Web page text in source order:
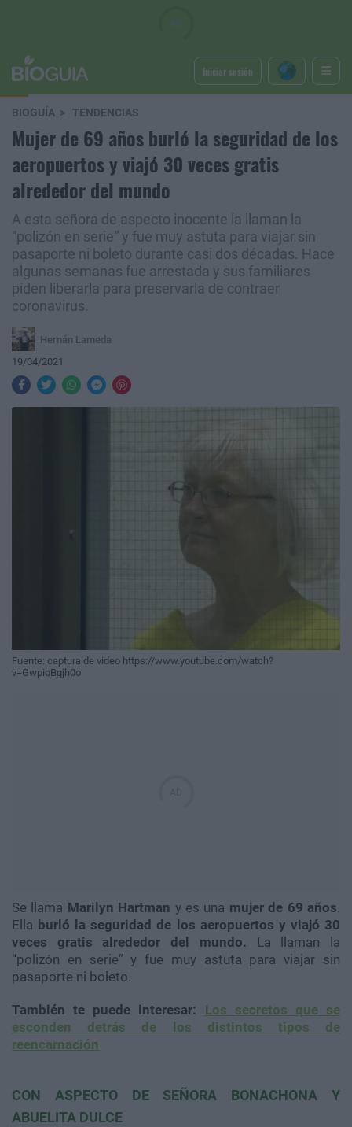
Iniciar sesión
BIOGUÍA TENDENCIAS
Mujer de 69 años burló la seguridad de los
aeropuertos y viajó 30 veces gratis
alrededor del mundo
A esta señora de aspecto inocente la llaman la
“polizón en serie” y fue muy astuta para viajar sin
pasaporte ni boleto durante casi dos décadas. Hace
algunas semanas fue arrestada y sus familiares
piden liberarla para preservarla de contraer
coronavirus.
Hernán Lameda
19/04/2021
Fuente: captura de video https://www.youtube.com/watch?
v=GwpioBgjh0o
Se llama Marilyn Hartman y es una mujer de 69 años.
Ella burló la seguridad de los aeropuertos y viajó 30
veces gratis alrededor del mundo. La llaman la
“polizón en serie” y fue muy astuta para viajar sin
pasaporte ni boleto.
También te puede interesar: Los secretos que se
esconden detrás de los distintos tipos de
reencarnación
CON ASPECTO DE SEÑORA BONACHONA Y
ABUELITA DULCE